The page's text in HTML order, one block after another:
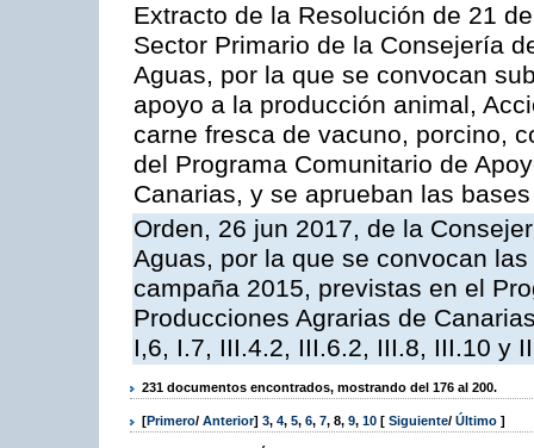
Extracto de la Resolución de 21
Sector Primario de la Consejería
Aguas, por la que se convocan
apoyo a la producción animal,
carne fresca de vacuno, porcino,
del Programa Comunitario de
Canarias, y se aprueban las
Orden, 26 jun 2017, de la
Aguas, por la que se convocan
campaña 2015, previstas en el
Producciones Agrarias de
I,6, I.7, III.4.2, III.6.2, III.8, III.10 y
231 documentos encontrados, mostrando del 176 al 200.
[Primero/ Anterior] 3, 4, 5, 6, 7, 8, 9, 10 [ Siguiente/ Último ]